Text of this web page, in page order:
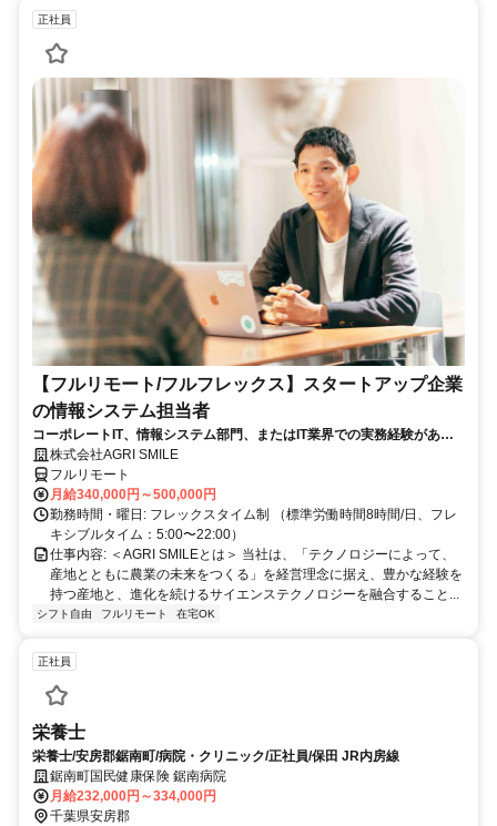
正社員
【フルリモート/フルフレックス】スタートアップ企業
の情報システム担当者
コーポレートIT、情報システム部門、またはIT業界での実務経験がある
方、大歓迎！
株式会社AGRI SMILE
フルリモート
月給340,000円～500,000円
勤務時間・曜日: フレックスタイム制 （標準労働時間8時間/日、フレ
キシブルタイム：5:00〜22:00）
仕事内容: ＜AGRI SMILEとは＞ 当社は、「テクノロジーによって、
産地とともに農業の未来をつくる」を経営理念に据え、豊かな経験を
持つ産地と、進化を続けるサイエンステクノロジーを融合すること...
シフト自由 フルリモート 在宅OK
正社員
栄養士
栄養士/安房郡鋸南町/病院・クリニック/正社員/保田 JR内房線
鋸南町国民健康保険 鋸南病院
月給232,000円～334,000円
千葉県安房郡